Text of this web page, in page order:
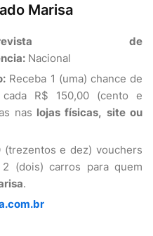
Marisa
de
Nacional
Receba 1 (uma) chance de
R$ 150,00 (cento e
nas lojas físicas, site ou
e dez) vouchers
(dois) carros para quem
.